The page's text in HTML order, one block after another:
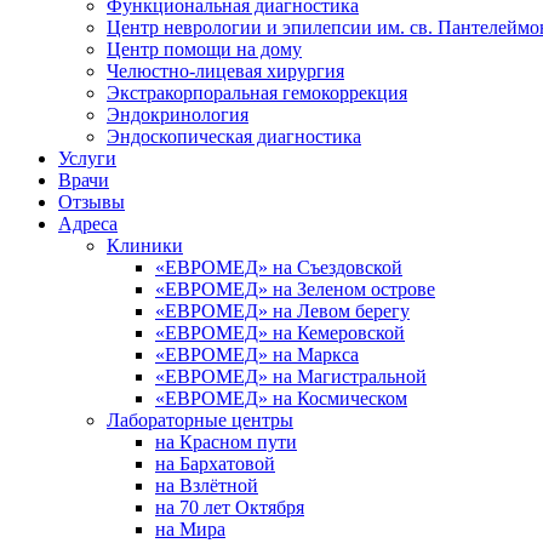
Функциональная диагностика
Центр неврологии и эпилепсии им. св.
Центр помощи на дому
Челюстно-лицевая хирургия
Экстракорпоральная гемокоррекция
Эндокринология
Эндоскопическая диагностика
Услуги
Врачи
Отзывы
Адреса
Клиники
«ЕВРОМЕД» на Съездовской
«ЕВРОМЕД» на Зеленом острове
«ЕВРОМЕД» на Левом берегу
«ЕВРОМЕД» на Кемеровской
«ЕВРОМЕД» на Маркса
«ЕВРОМЕД» на Магистральной
«ЕВРОМЕД» на Космическом
Лабораторные центры
на Красном пути
на Бархатовой
на Взлётной
на 70 лет Октября
на Мира